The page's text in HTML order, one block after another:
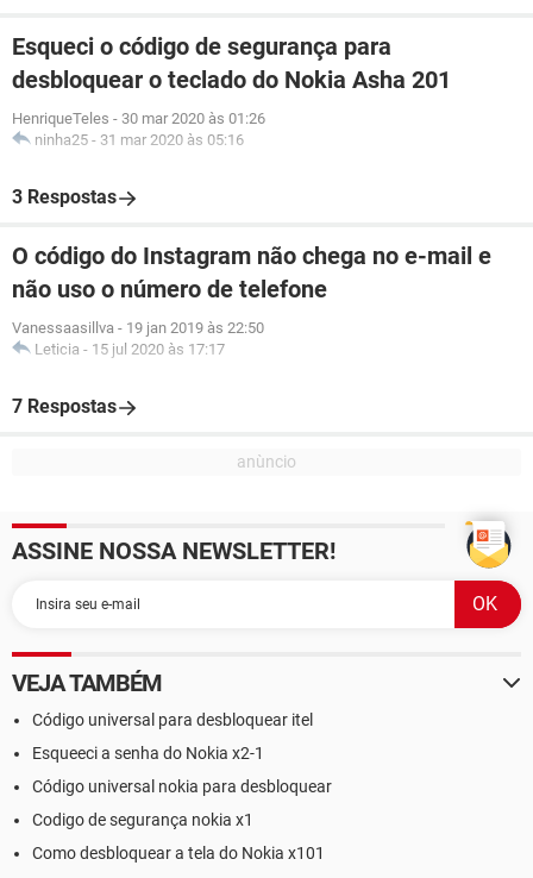
Esqueci o código de segurança para
desbloquear o teclado do Nokia Asha 201
HenriqueTeles - 30 mar 2020 às 01:26
ninha25 - 31 mar 2020 às 05:16
3 Respostas
O código do Instagram não chega no e-mail e
não uso o número de telefone
Vanessaasillva - 19 jan 2019 às 22:50
Leticia - 15 jul 2020 às 17:17
7 Respostas
ASSINE NOSSA NEWSLETTER!
VEJA TAMBÉM
Código universal para desbloquear itel
Esqueeci a senha do Nokia x2-1
Código universal nokia para desbloquear
Codigo de segurança nokia x1
Como desbloquear a tela do Nokia x101